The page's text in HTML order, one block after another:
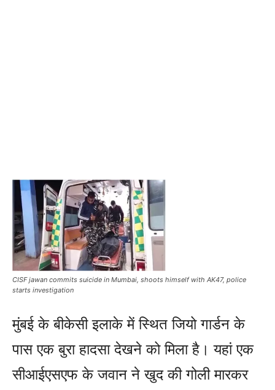
CISF jawan commits suicide in Mumbai, shoots himself with AK47, police
starts investigation
मुंबई के बीकेसी इलाके में स्थित जियो गार्डन के
पास एक बुरा हादसा देखने को मिला है। यहां एक
सीआईएसएफ के जवान ने खुद की गोली मारकर